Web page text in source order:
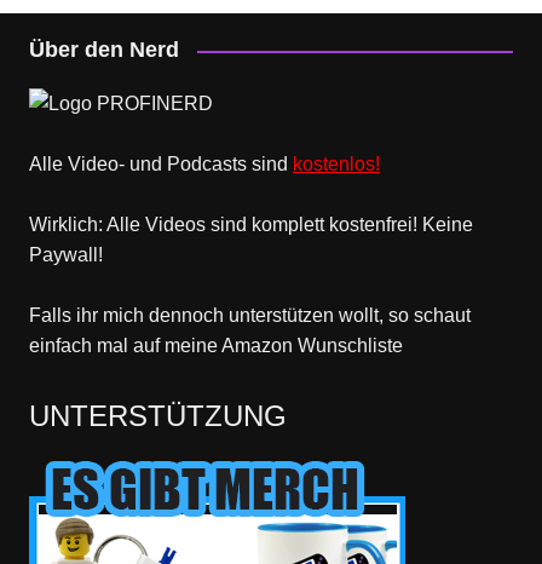
Über den Nerd
Alle Video- und Podcasts sind kostenlos!
Wirklich: Alle Videos sind komplett kostenfrei! Keine
Paywall!
Falls ihr mich dennoch unterstützen wollt, so schaut
einfach mal auf meine Amazon Wunschliste
UNTERSTÜTZUNG